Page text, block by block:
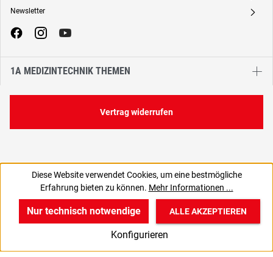
0,76 € 1,15 €
Newsletter A
1A MEDIZINTECHNIK THEMEN
Vertrag widerrufen
Diese Website verwendet Cookies, um eine bestmögliche
Erfahrung bieten zu können. Mehr Informationen ...
Nur technisch notwendige
Konfigurieren
ALLE AKZEPTIEREN
v
Produkte
B